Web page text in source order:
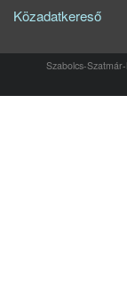
Közadatkereső
Szabolcs-